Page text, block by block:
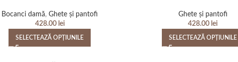
Bocanci damă,Ghete și pantofi
428.00 lei
SELECTEAZĂ OPȚIUNILE
Ghete și pantofi
428.00 lei
SELECTEAZĂ OPȚIUNILE